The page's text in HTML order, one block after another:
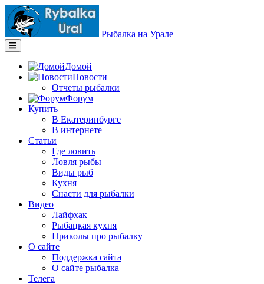
Рыбалка на Урале
Домой
Новости
Отчеты рыбалки
Форум
Купить
В Екатеринбурге
В интернете
Статьи
Где ловить
Ловля рыбы
Виды рыб
Кухня
Снасти для рыбалки
Видео
Лайфхак
Рыбацкая кухня
Приколы про рыбалку
О сайте
Поддержка сайта
О сайте рыбалка
Телега